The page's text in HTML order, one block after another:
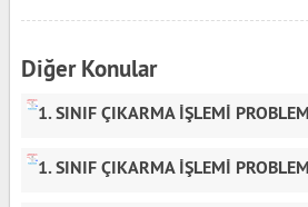
Diğer Konular
1. SINIF ÇIKARMA İŞLEMİ
1. SINIF ÇIKARMA İŞLEMİ